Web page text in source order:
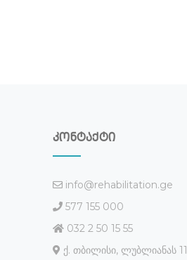
კონტაქტი
info@rehabilitation.ge
577 155 000
032 2 50 15 55
ქ. თბილისი, ლუბლიანას 11